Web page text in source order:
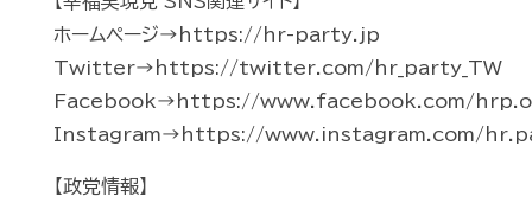
ホームページ→https://hr-party.jp
Twitter→https://twitter.com/hr_party_TW
Facebook→https://www.facebook.com/
Instagram→https://www.instagram.com/
【政党情報】